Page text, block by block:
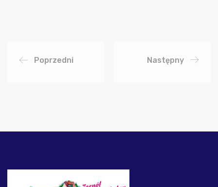
Poprzedni Następny